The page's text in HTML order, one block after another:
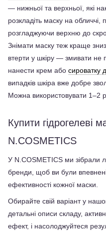
— нижньої та верхньої, які
розкладіть маску на
розгладжуючи верхню до
Знімати маску теж краще
втерти у шкіру — змивати не
нанести крем або сироватку
випадків шкіра вже добре
Можна використовувати 1–2
Купити гідрогелеві
N.COSMETICS
У N.COSMETICS ми зібрали
бренди, щоб ви були
ефективності кожної маски.
Обирайте свій варіант у
детальні описи складу,
ефект, і насолоджуйтеся